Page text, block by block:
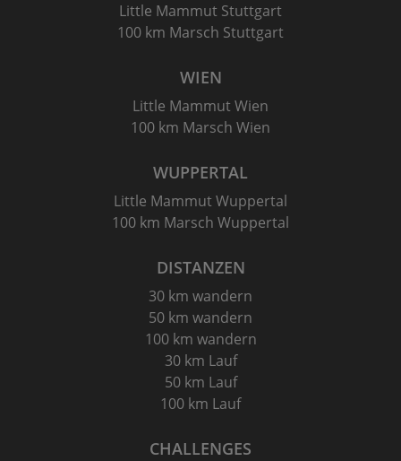
Little Mammut Stuttgart
100 km Marsch Stuttgart
WIEN
Little Mammut Wien
100 km Marsch Wien
WUPPERTAL
Little Mammut Wuppertal
100 km Marsch Wuppertal
DISTANZEN
30 km wandern
50 km wandern
100 km wandern
30 km Lauf
50 km Lauf
100 km Lauf
CHALLENGES